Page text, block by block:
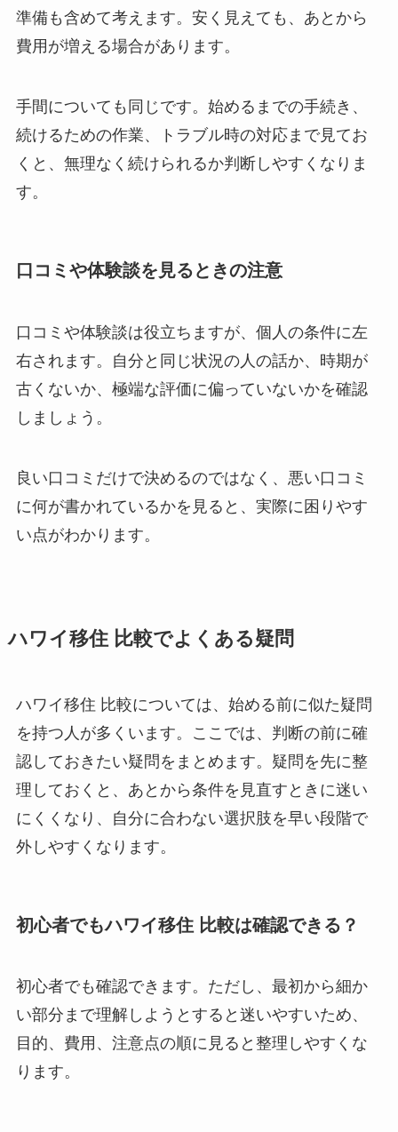
準備も含めて考えます。安く見えても、あとから
費用が増える場合があります。
手間についても同じです。始めるまでの手続き、
続けるための作業、トラブル時の対応まで見てお
くと、無理なく続けられるか判断しやすくなりま
す。
口コミや体験談を見るときの注意
口コミや体験談は役立ちますが、個人の条件に左
右されます。自分と同じ状況の人の話か、時期が
古くないか、極端な評価に偏っていないかを確認
しましょう。
良い口コミだけで決めるのではなく、悪い口コミ
に何が書かれているかを見ると、実際に困りやす
い点がわかります。
ハワイ移住 比較でよくある疑問
ハワイ移住 比較については、始める前に似た疑問
を持つ人が多くいます。ここでは、判断の前に確
認しておきたい疑問をまとめます。疑問を先に整
理しておくと、あとから条件を見直すときに迷い
にくくなり、自分に合わない選択肢を早い段階で
外しやすくなります。
初心者でもハワイ移住 比較は確認できる？
初心者でも確認できます。ただし、最初から細か
い部分まで理解しようとすると迷いやすいため、
目的、費用、注意点の順に見ると整理しやすくな
ります。